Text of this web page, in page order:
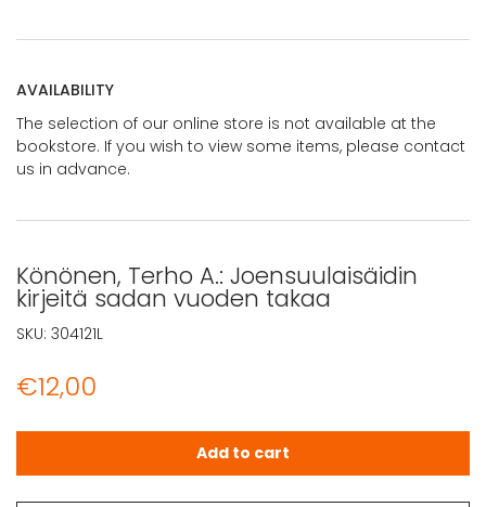
AVAILABILITY
The selection of our online store is not available at the
bookstore. If you wish to view some items, please contact
us in advance.
Könönen, Terho A.: Joensuulaisäidin
kirjeitä sadan vuoden takaa
€12,00
Könönen, Terho A.: Joensuulaisäidin kirjeitä sadan
Add to cart
SKU: 304121L